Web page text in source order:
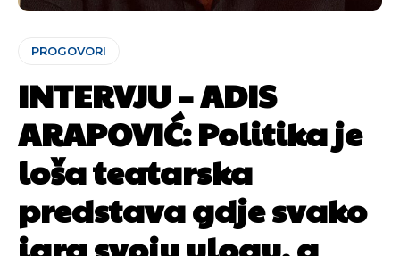
PROGOVORI
INTERVJU – ADIS
ARAPOVIĆ: Politika je
loša teatarska
predstava gdje svako